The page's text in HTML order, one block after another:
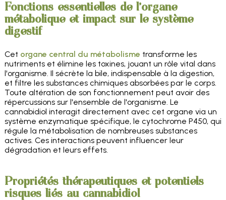
Fonctions essentielles de l'organe
métabolique et impact sur le système
digestif
Cet organe central du métabolisme transforme les
nutriments et élimine les toxines, jouant un rôle vital dans
l'organisme. Il sécrète la bile, indispensable à la digestion,
et filtre les substances chimiques absorbées par le corps.
Toute altération de son fonctionnement peut avoir des
répercussions sur l'ensemble de l'organisme. Le
cannabidiol interagit directement avec cet organe via un
système enzymatique spécifique, le cytochrome P450, qui
régule la métabolisation de nombreuses substances
actives. Ces interactions peuvent influencer leur
dégradation et leurs effets.
Propriétés thérapeutiques et potentiels
risques liés au cannabidiol